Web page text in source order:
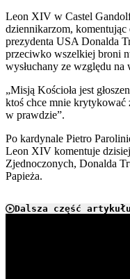
Leon XIV w Castel
dziennikarzom,
prezydenta USA Donalda
przeciwko wszelkiej broni
wysłuchany ze względu na
„Misją Kościoła jest
ktoś chce mnie krytykować
w prawdzie”.
Po kardynale Pietro
Leon XIV komentuje
Zjednoczonych, Donalda
Papieża.
Dalsza część